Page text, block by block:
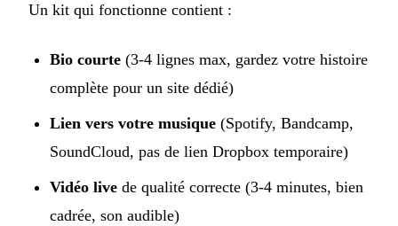
Un kit qui fonctionne contient :
Bio courte (3-4 lignes max, gardez votre histoire
complète pour un site dédié)
Lien vers votre musique (Spotify, Bandcamp,
SoundCloud, pas de lien Dropbox temporaire)
Vidéo live de qualité correcte (3-4 minutes, bien
cadrée, son audible)